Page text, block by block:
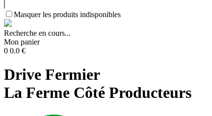
Masquer les produits indisponibles
Recherche en cours...
Mon panier
0 0.0 €
Drive Fermier
La Ferme Côté Producteurs